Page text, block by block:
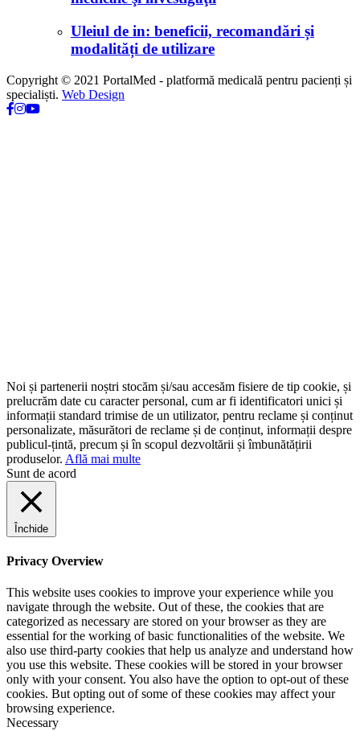
Uleiul de in: beneficii, recomandări și
modalități de utilizare
Copyright © 2021 PortalMed - platformă medicală pentru pacienți și
specialiști. Web Design
Noi și partenerii noștri stocăm și/sau accesăm fisiere de tip cookie, și
prelucrăm date cu caracter personal, cum ar fi identificatori unici și
informații standard trimise de un utilizator, pentru reclame și conținut
personalizate, măsurători de reclame și de conținut, informații despre
publicul-țintă, precum și în scopul dezvoltării și îmbunătățirii
produselor. Află mai multe
Sunt de acord
Închide
Privacy Overview
This website uses cookies to improve your experience while you
navigate through the website. Out of these, the cookies that are
categorized as necessary are stored on your browser as they are
essential for the working of basic functionalities of the website. We
also use third-party cookies that help us analyze and understand how
you use this website. These cookies will be stored in your browser
only with your consent. You also have the option to opt-out of these
cookies. But opting out of some of these cookies may affect your
browsing experience.
Necessary